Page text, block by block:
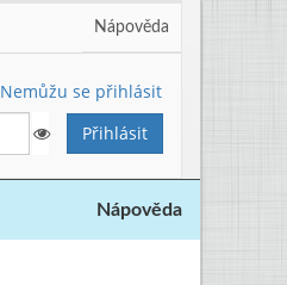
Nápověda
Nemůžu se přihlásit
Nápověda